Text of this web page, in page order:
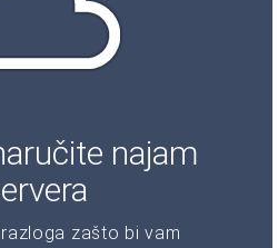
najam
zašto bi vam